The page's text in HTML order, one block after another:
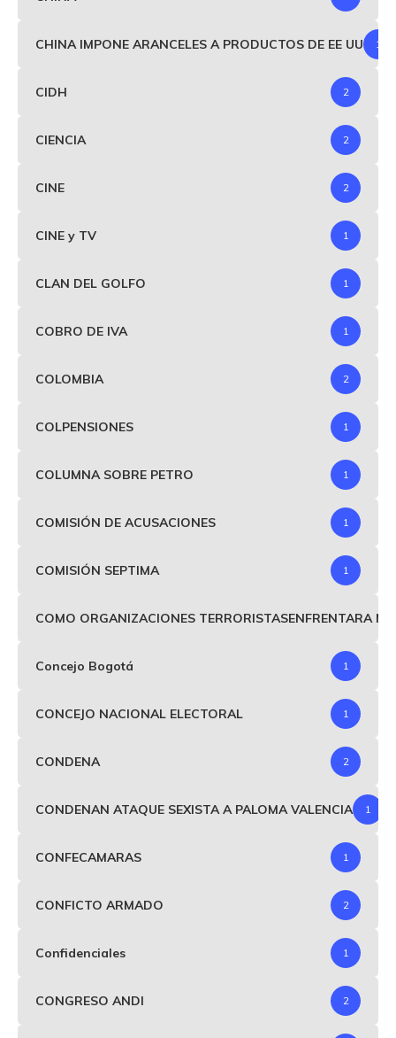
CHINA IMPONE ARANCELES A PRODUCTOS DE EE UU 1
CIDH 2
CIENCIA 2
CINE 2
CINE y TV 1
CLAN DEL GOLFO 1
COBRO DE IVA 1
COLOMBIA 2
COLPENSIONES 1
COLUMNA SOBRE PETRO 1
COMISIÓN DE ACUSACIONES 1
COMISIÓN SEPTIMA 1
COMO ORGANIZACIONES TERRORISTASENFRENTARA
Concejo Bogotá 1
CONCEJO NACIONAL ELECTORAL 1
CONDENA 2
CONDENAN ATAQUE SEXISTA A PALOMA VALENCIA 1
CONFECAMARAS 1
CONFICTO ARMADO 2
Confidenciales 1
CONGRESO ANDI 2